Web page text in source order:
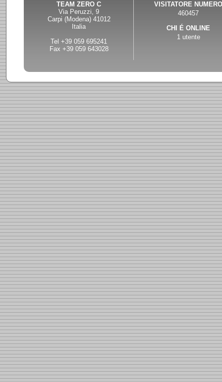
VISITATORE NUMERO
460457
CHI É ONLINE
1 utente
TEAM ZERO C
Via Peruzzi, 9
Carpi (Modena) 41012
Italia
Tel +39 059 695241
Fax +39 059 643028